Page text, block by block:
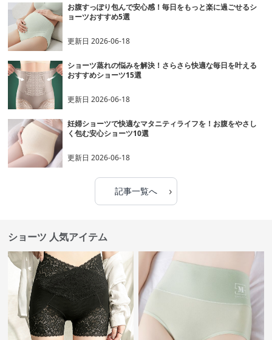
お腹すっぽり包んで安心感！毎日をもっと楽に過ごせるシ
ョーツおすすめ5選
更新日2026-06-18
ショーツ蒸れの悩みを解決！さらさら快適な毎日を叶える
おすすめショーツ15選
更新日2026-06-18
妊婦ショーツで快適なマタニティライフを！お腹をやさし
く包む安心ショーツ10選
更新日2026-06-18
記事一覧へ ›
ショーツ 人気アイテム